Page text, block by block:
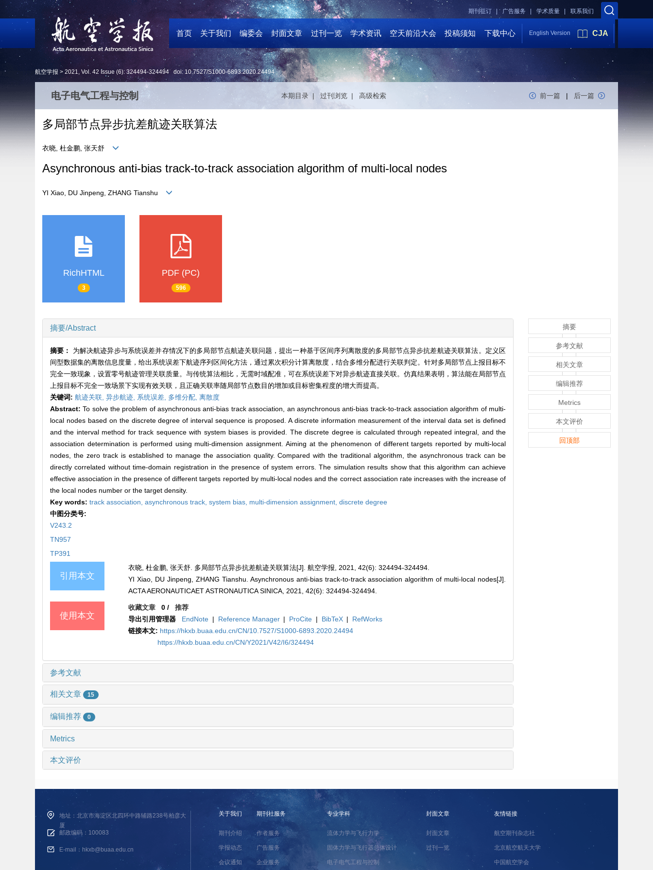
联系我们
学术质量 |
广告服务 |
期刊征订 |
首页 关于我们 编委会 封面文章 过刊一览 学术资讯 空天前沿大会 投稿须知 下载中心 English Version CJA
航空学报 > 2021, Vol. 42 Issue (6): 324494-324494 doi:10.7527/S1000-6893.2020.24494
电子电气工程与控制 本期目录 | 过刊浏览 | 高级检索 前一篇 | 后一篇
多局部节点异步抗差航迹关联算法
衣晓, 杜金鹏, 张天舒
Asynchronous anti-bias track-to-track association algorithm of multi-local nodes
YI Xiao, DU Jinpeng, ZHANG Tianshu
RichHTML
3
PDF (PC)
596
摘要/Abstract
摘要： 为解决航迹异步与系统误差并存情况下的多局部节点航迹关联问题，提出一种基于区间序列离散度的多局部节点异步抗差航迹关联算法。定义区
间型数据集的离散信息度量，给出系统误差下航迹序列区间化方法，通过累次积分计算离散度，结合多维分配进行关联判定。针对多局部节点上报目标不
完全一致现象，设置零号航迹管理关联质量。与传统算法相比，无需时域配准，可在系统误差下对异步航迹直接关联。仿真结果表明，算法能在局部节点
上报目标不完全一致场景下实现有效关联，且正确关联率随局部节点数目的增加或目标密集程度的增大而提高。
关键词: 航迹关联, 异步航迹, 系统误差, 多维分配, 离散度
Abstract:To solve the problem of asynchronous anti-bias track association, an asynchronous anti-bias track-to-track association algorithm of multi-
local nodes based on the discrete degree of interval sequence is proposed. A discrete information measurement of the interval data set is defined
and the interval method for track sequence with system biases is provided. The discrete degree is calculated through repeated integral, and the
association determination is performed using multi-dimension assignment. Aiming at the phenomenon of different targets reported by multi-local
nodes, the zero track is established to manage the association quality. Compared with the traditional algorithm, the asynchronous track can be
directly correlated without time-domain registration in the presence of system errors. The simulation results show that this algorithm can achieve
effective association in the presence of different targets reported by multi-local nodes and the correct association rate increases with the increase of
the local nodes number or the target density.
Key words: track association, asynchronous track, system bias, multi-dimension assignment, discrete degree
中图分类号:
V243.2
TN957
TP391
引用本文
衣晓, 杜金鹏, 张天舒. 多局部节点异步抗差航迹关联算法[J]. 航空学报, 2021, 42(6): 324494-324494.
YI Xiao, DU Jinpeng, ZHANG Tianshu. Asynchronous anti-bias track-to-track association algorithm of multi-local nodes[J].
ACTA AERONAUTICAET ASTRONAUTICA SINICA, 2021, 42(6): 324494-324494.
使用本文
收藏文章 0 /推荐
导出引用管理器
EndNote | Reference Manager | ProCite | BibTeX |
RefWorks
链接本文: https://hkxb.buaa.edu.cn/CN/10.7527/S1000-6893.2020.24494
https://hkxb.buaa.edu.cn/CN/Y2021/V42/I6/324494
参考文献
相关文章 15
编辑推荐 0
Metrics
本文评价
摘要
参考文献
相关文章
编辑推荐
Metrics
本文评价
回顶部
地址：北京市海淀区北四环中路辅路238号柏彦大
厦
邮政编码：100083
E-mail：hkxb@buaa.edu.cn
关于我们
期刊介绍
学报动态
会议通知
期刊社服务
作者服务
广告服务
企业服务
专业学科
流体力学与飞行力学
固体力学与飞行器总体设计
电子电气工程与控制
封面文章
封面文章
过刊一览
友情链接
航空期刊杂志社
北京航空航天大学
中国航空学会